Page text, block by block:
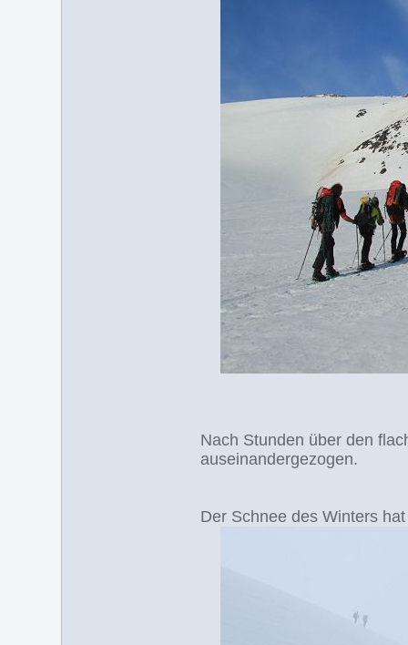
Nach Stunden über den
auseinandergezogen.
Der Schnee des Winters